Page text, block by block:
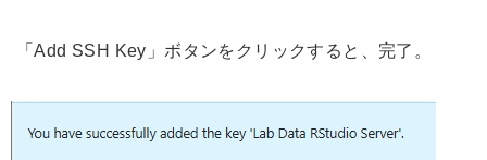
「Add SSH Key」ボタンをクリックすると、完了。